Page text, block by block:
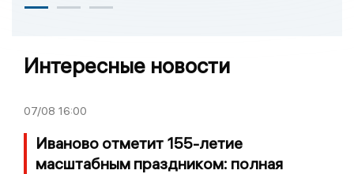
Интересные новости
07/08 16:00
Иваново отметит 155-летие
масштабным праздником: полная